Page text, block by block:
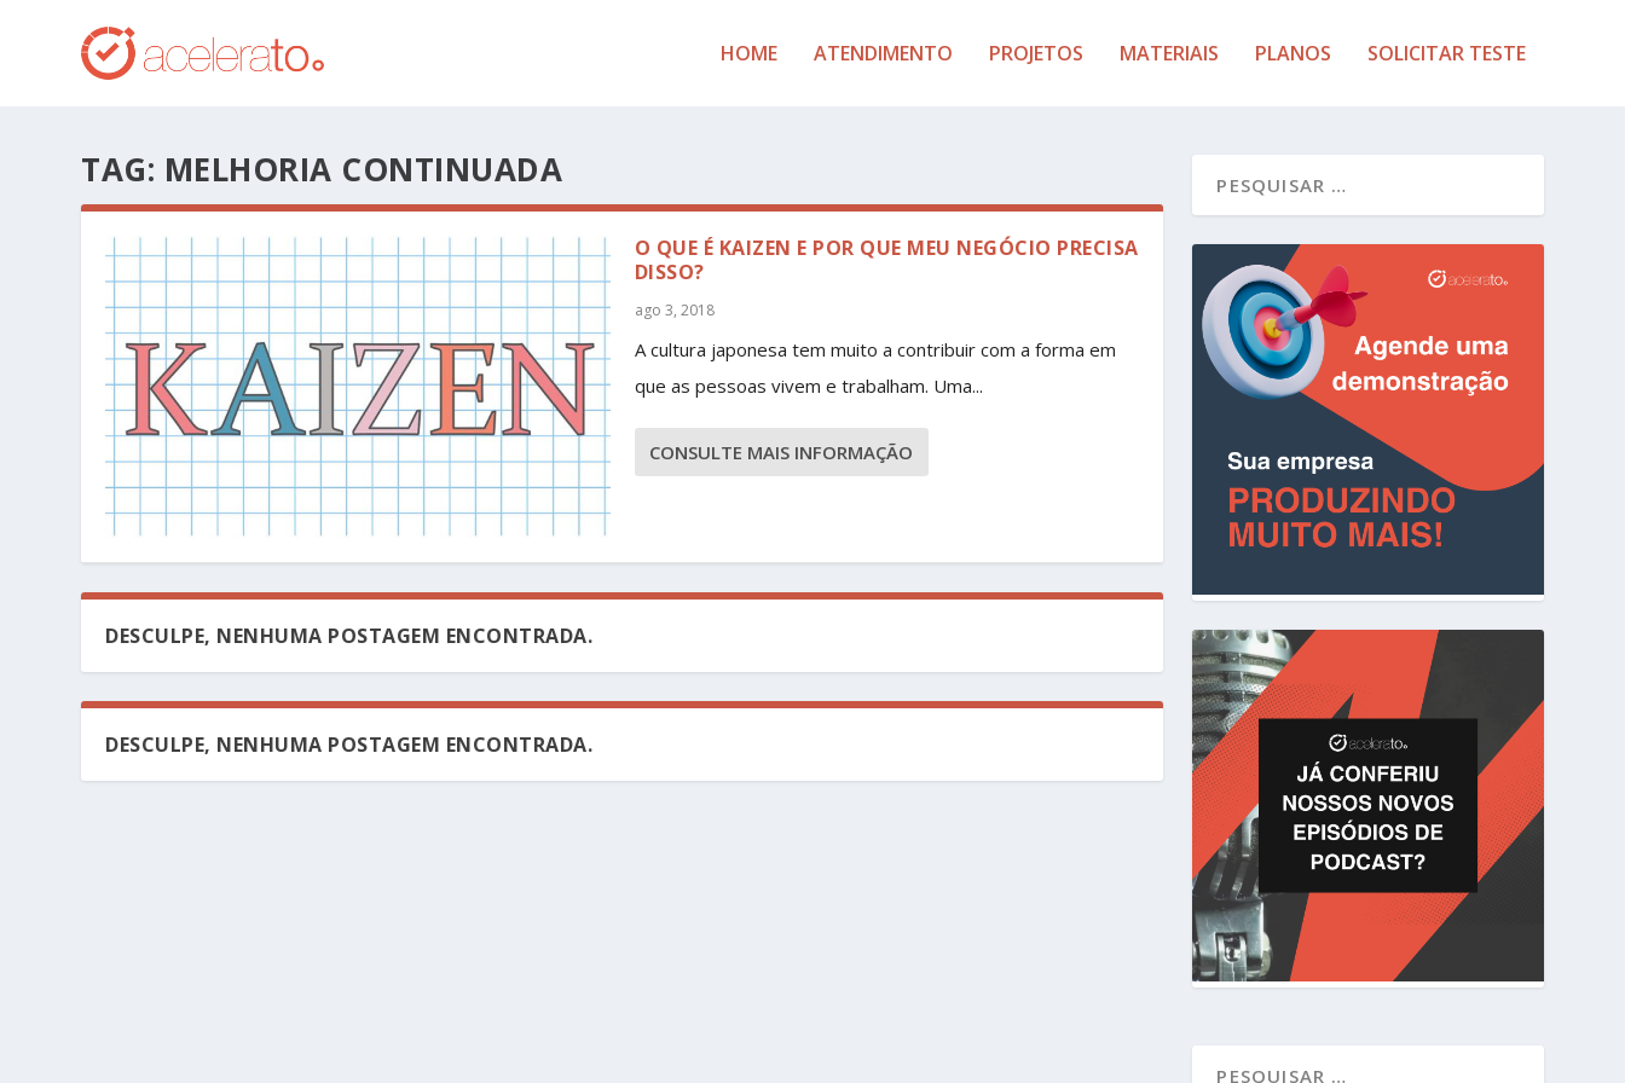
HOME ATENDIMENTO PROJETOS MATERIAIS PLANOS SOLICITAR TESTE
TAG: MELHORIA CONTINUADA
O QUE É KAIZEN E POR QUE MEU NEGÓCIO PRECISA
DISSO?
ago 3, 2018
A cultura japonesa tem muito a contribuir com a forma em
que as pessoas vivem e trabalham. Uma...
CONSULTE MAIS INFORMAÇÃO
DESCULPE, NENHUMA POSTAGEM ENCONTRADA.
DESCULPE, NENHUMA POSTAGEM ENCONTRADA.